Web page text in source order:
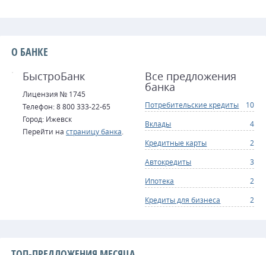
О БАНКЕ
БыстроБанк
Лицензия № 1745
Телефон: 8 800 333-22-65
Город: Ижевск
Перейти на страницу банка
Все предложения
банка
Потребительские кредиты
10
Вклады
4
Кредитные карты
2
Автокредиты
3
Ипотека
2
Кредиты для бизнеса
2